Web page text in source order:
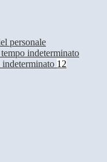
personale
indeterminato
indeterminato 12